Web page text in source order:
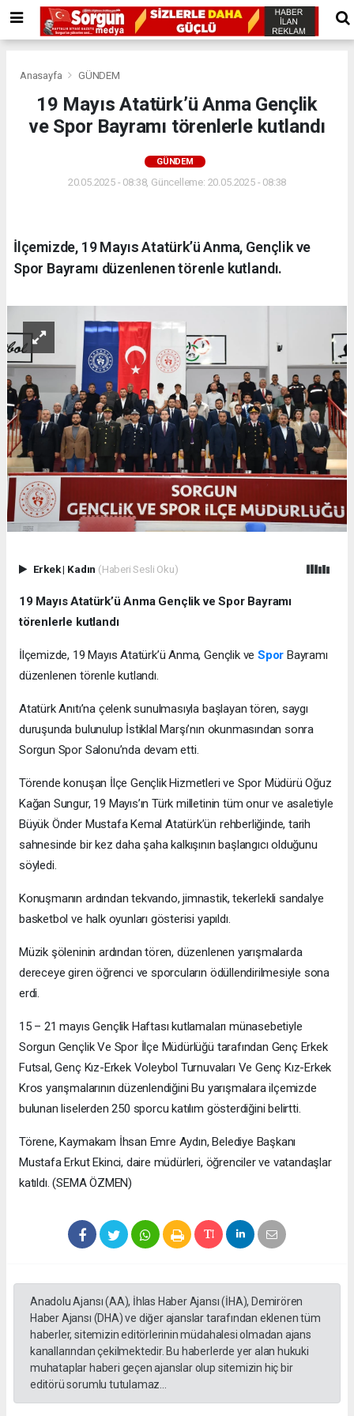
Anasayfa GÜNDEM
19 Mayıs Atatürk’ü Anma Gençlik
ve Spor Bayramı törenlerle kutlandı
GÜNDEM
20.05.2025 - 08:38, Güncelleme: 20.05.2025 - 08:38
İlçemizde, 19 Mayıs Atatürk’ü Anma, Gençlik ve
Spor Bayramı düzenlenen törenle kutlandı.
Erkek| Kadın (Haberi Sesli Oku)
19 Mayıs Atatürk’ü Anma Gençlik ve Spor Bayramı
törenlerle kutlandı
İlçemizde, 19 Mayıs Atatürk’ü Anma, Gençlik ve Spor Bayramı
düzenlenen törenle kutlandı.
Atatürk Anıtı’na çelenk sunulmasıyla başlayan tören, saygı
duruşunda bulunulup İstiklal Marşı’nın okunmasından sonra
Sorgun Spor Salonu’nda devam etti.
Törende konuşan İlçe Gençlik Hizmetleri ve Spor Müdürü Oğuz
Kağan Sungur, 19 Mayıs’ın Türk milletinin tüm onur ve asaletiyle
Büyük Önder Mustafa Kemal Atatürk’ün rehberliğinde, tarih
sahnesinde bir kez daha şaha kalkışının başlangıcı olduğunu
söyledi.
Konuşmanın ardından tekvando, jimnastik, tekerlekli sandalye
basketbol ve halk oyunları gösterisi yapıldı.
Müzik şöleninin ardından tören, düzenlenen yarışmalarda
dereceye giren öğrenci ve sporcuların ödüllendirilmesiyle sona
erdi.
15 – 21 mayıs Gençlik Haftası kutlamaları münasebetiyle
Sorgun Gençlik Ve Spor İlçe Müdürlüğü tarafından Genç Erkek
Futsal, Genç Kız-Erkek Voleybol Turnuvaları Ve Genç Kız-Erkek
Kros yarışmalarının düzenlendiğini Bu yarışmalara ilçemizde
bulunan liselerden 250 sporcu katılım gösterdiğini belirtti.
Törene, Kaymakam İhsan Emre Aydın, Belediye Başkanı
Mustafa Erkut Ekinci, daire müdürleri, öğrenciler ve vatandaşlar
katıldı. (SEMA ÖZMEN)
Anadolu Ajansı (AA), İhlas Haber Ajansı (İHA), Demirören
Haber Ajansı (DHA) ve diğer ajanslar tarafından eklenen tüm
haberler, sitemizin editörlerinin müdahalesi olmadan ajans
kanallarından çekilmektedir. Bu haberlerde yer alan hukuki
muhataplar haberi geçen ajanslar olup sitemizin hiç bir
editörü sorumlu tutulamaz...